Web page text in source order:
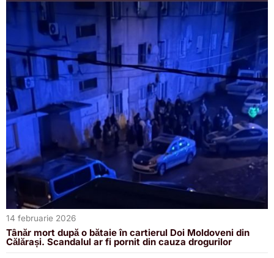
14 februarie 2026
Tânăr mort după o bătaie în cartierul Doi Moldoveni din
Călărași. Scandalul ar fi pornit din cauza drogurilor